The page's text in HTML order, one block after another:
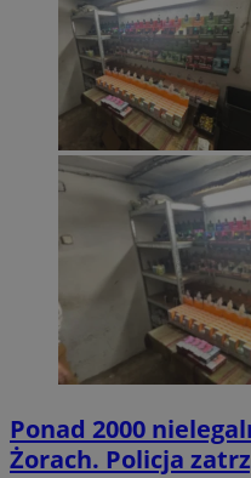
Ponad 2000
Żorach. Policja